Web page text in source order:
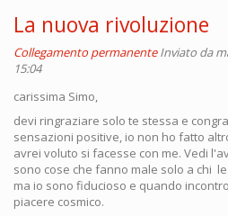
La nuova rivoluzione
Collegamento permanente Inviato da
15:04
carissima Simo,
devi ringraziare solo te stessa e
sensazioni positive, io non ho fatto
avrei voluto si facesse con me. Vedi
sono cose che fanno male solo a chi
ma io sono fiducioso e quando
piacere cosmico.